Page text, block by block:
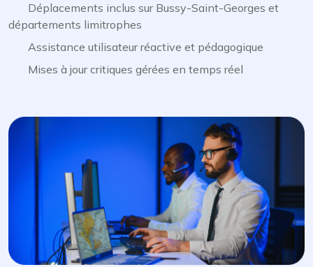
Déplacements inclus sur Bussy-Saint-Georges et
départements limitrophes
Assistance utilisateur réactive et pédagogique
Mises à jour critiques gérées en temps réel